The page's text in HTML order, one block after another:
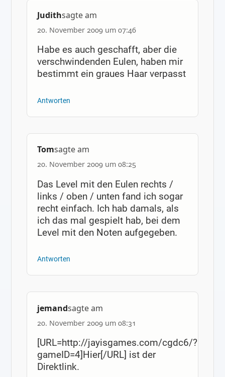
Judithsagte am
20. November 2009 um 07:46
Habe es auch geschafft, aber die
verschwindenden Eulen, haben mir
bestimmt ein graues Haar verpasst
Antworten
Tomsagte am
20. November 2009 um 08:25
Das Level mit den Eulen rechts /
links / oben / unten fand ich sogar
recht einfach. Ich hab damals, als
ich das mal gespielt hab, bei dem
Level mit den Noten aufgegeben.
Antworten
jemandsagte am
20. November 2009 um 08:31
[URL=http://jayisgames.com/cgdc6/?
gameID=4]Hier[/URL] ist der
Direktlink.